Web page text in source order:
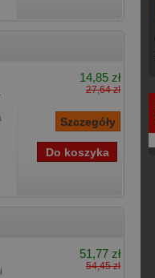
14,85 zł
27,64 zł
51,77 zł
54,45 zł